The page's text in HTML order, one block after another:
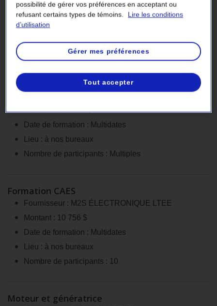
Date de formation : Multidates
Lieu : à nos bureaux
Intervention en embarcation
Fournisseur : SIRIUS SECOURISME EN RÉGIONS
Montant : 340 236 $
Date de formation : Multidates
Lieu : à nos bureaux
Nombre de participants : Multiples
Formation CAES
Fournisseur : M2S ÉLECTRONIQUE LTEE
Montant : 10 756 $
Date de formation : Multidates
Lieu : à nos bureaux
Nombre de participants : 10
Moteur et génératrice
possibilité de gérer vos préférences en acceptant ou
refusant certains types de témoins.
Lire les conditions
d’utilisation
Gérer mes préférences
Tout accepter